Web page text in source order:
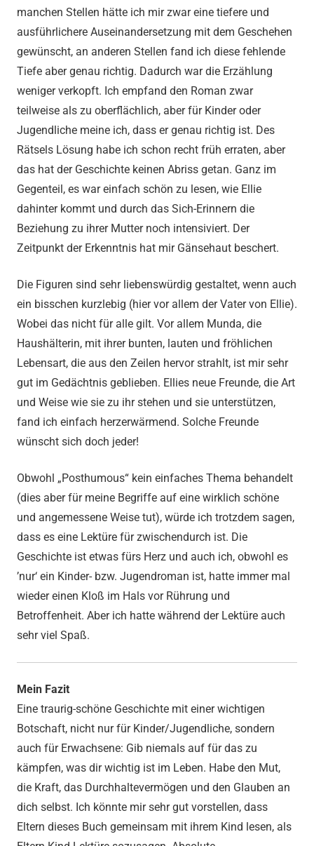
manchen Stellen hätte ich mir zwar eine tiefere und
ausführlichere Auseinandersetzung mit dem Geschehen
gewünscht, an anderen Stellen fand ich diese fehlende
Tiefe aber genau richtig. Dadurch war die Erzählung
weniger verkopft. Ich empfand den Roman zwar
teilweise als zu oberflächlich, aber für Kinder oder
Jugendliche meine ich, dass er genau richtig ist. Des
Rätsels Lösung habe ich schon recht früh erraten, aber
das hat der Geschichte keinen Abriss getan. Ganz im
Gegenteil, es war einfach schön zu lesen, wie Ellie
dahinter kommt und durch das Sich-Erinnern die
Beziehung zu ihrer Mutter noch intensiviert. Der
Zeitpunkt der Erkenntnis hat mir Gänsehaut beschert.
Die Figuren sind sehr liebenswürdig gestaltet, wenn auch
ein bisschen kurzlebig (hier vor allem der Vater von Ellie).
Wobei das nicht für alle gilt. Vor allem Munda, die
Haushälterin, mit ihrer bunten, lauten und fröhlichen
Lebensart, die aus den Zeilen hervor strahlt, ist mir sehr
gut im Gedächtnis geblieben. Ellies neue Freunde, die Art
und Weise wie sie zu ihr stehen und sie unterstützen,
fand ich einfach herzerwärmend. Solche Freunde
wünscht sich doch jeder!
Obwohl „Posthumous“ kein einfaches Thema behandelt
(dies aber für meine Begriffe auf eine wirklich schöne
und angemessene Weise tut), würde ich trotzdem sagen,
dass es eine Lektüre für zwischendurch ist. Die
Geschichte ist etwas fürs Herz und auch ich, obwohl es
’nur‘ ein Kinder- bzw. Jugendroman ist, hatte immer mal
wieder einen Kloß im Hals vor Rührung und
Betroffenheit. Aber ich hatte während der Lektüre auch
sehr viel Spaß.
Mein Fazit
Eine traurig-schöne Geschichte mit einer wichtigen
Botschaft, nicht nur für Kinder/Jugendliche, sondern
auch für Erwachsene: Gib niemals auf für das zu
kämpfen, was dir wichtig ist im Leben. Habe den Mut,
die Kraft, das Durchhaltevermögen und den Glauben an
dich selbst. Ich könnte mir sehr gut vorstellen, dass
Eltern dieses Buch gemeinsam mit ihrem Kind lesen, als